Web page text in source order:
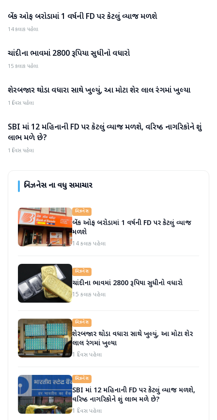
બિઝનેસ
બેંક ઓફ બરોડામાં 1 વર્ષની FD પર કેટલું વ્યાજ મળશે
14 કલાક પહેલા
બિઝનેસ
ચાંદીના ભાવમાં 2800 રૂપિયા સુધીનો વધારો
15 કલાક પહેલા
બિઝનેસ
શેરબજાર થોડા વધારા સાથે ખુલ્યું, આ મોટા શેર લાલ રંગમાં ખુલ્યા
1 દિવસ પહેલા
બિઝનેસ
SBI માં 12 મહિનાની FD પર કેટલું વ્યાજ મળશે, વરિષ્ઠ નાગરિકોને શું
લાભ મળે છે?
1 દિવસ પહેલા
બિઝનેસના વધુ સમાચાર
બિઝનેસ
બેંક ઓફ બરોડામાં 1 વર્ષની FD પર કેટલું વ્યાજ
મળશે
14 કલાક પહેલા
બિઝનેસ
ચાંદીના ભાવમાં 2800 રૂપિયા સુધીનો વધારો
15 કલાક પહેલા
બિઝનેસ
શેરબજાર થોડા વધારા સાથે ખુલ્યું, આ મોટા શેર
લાલ રંગમાં ખુલ્યા
1 દિવસ પહેલા
બિઝનેસ
SBI માં 12 મહિનાની FD પર કેટલું વ્યાજ મળશે,
વરિષ્ઠ નાગરિકોને શું લાભ મળે છે?
1 દિવસ પહેલા